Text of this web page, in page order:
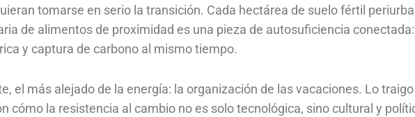
tomarse en serio la transición. Cada hectárea de suelo fértil
de alimentos de proximidad es una pieza de autosuficiencia conectada:
y captura de carbono al mismo tiempo.
el más alejado de la energía: la organización de las vacaciones. Lo
cómo la resistencia al cambio no es solo tecnológica, sino cultural y